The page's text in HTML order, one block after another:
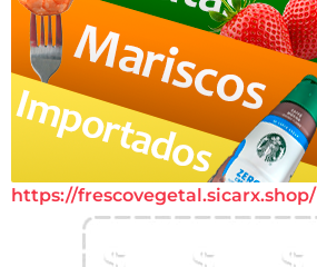
https://frescovegetal.sicarx.shop/